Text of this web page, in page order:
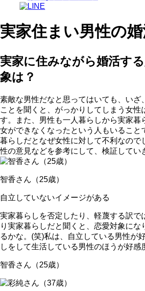
実家住まい男性の
実家に住みながら婚活す
象は？
素敵な男性だなと思ってはいても、いざ
ことを聞くと、がっかりしてしまう女性
す。また、男性も一人暮らしから実家暮
女ができなくなったという人もいること
暮らしだとなぜ女性に対して不利なので
性の意見などを参考にして、検証してい
智香さん（25歳）
自立していないイメージがある
実家暮らしを否定したり、軽蔑する訳で
り実家暮らしだと聞くと、恋愛対象にな
るかな。(笑)私は、自立している男性が
しをして生活している男性のほうが好感
智香さん（25歳）